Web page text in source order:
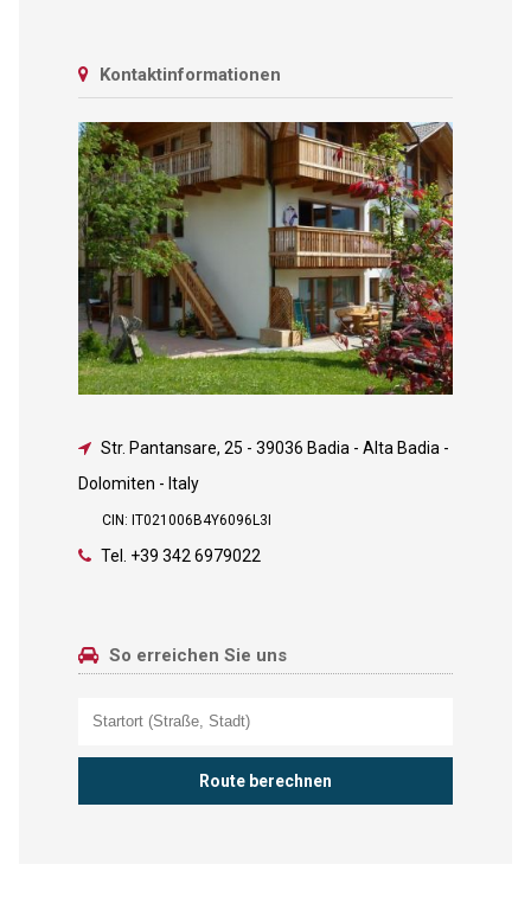
Kontaktinformationen
Str. Pantansare, 25 - 39036 Badia - Alta Badia -
Dolomiten - Italy
CIN: IT021006B4Y6096L3I
Tel. +39 342 6979022
So erreichen Sie uns